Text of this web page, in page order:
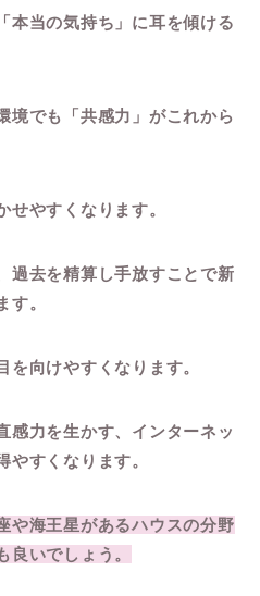
本当の気持ち」に耳を傾ける
境でも「共感力」がこれから
せやすくなります。
過去を精算し手放すことで新
す。
を向けやすくなります。
感力を生かす、インターネッ
やすくなります。
や海王星があるハウスの分野
良いでしょう。